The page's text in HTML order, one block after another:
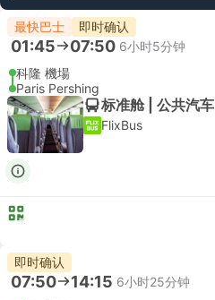
最快巴士 即时确认
01:45 07:50 6小时5分钟
科隆 機場
Paris Pershing
标准舱 | 公共汽车
FlixBus
即时确认
07:50 14:15 6小时25分钟